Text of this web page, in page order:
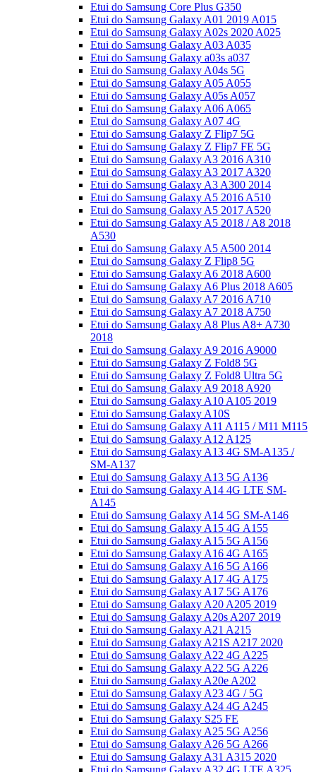
Etui do Samsung Core Plus G350
Etui do Samsung Galaxy A01 2019 A015
Etui do Samsung Galaxy A02s 2020 A025
Etui do Samsung Galaxy A03 A035
Etui do Samsung Galaxy a03s a037
Etui do Samsung Galaxy A04s 5G
Etui do Samsung Galaxy A05 A055
Etui do Samsung Galaxy A05s A057
Etui do Samsung Galaxy A06 A065
Etui do Samsung Galaxy A07 4G
Etui do Samsung Galaxy Z Flip7 5G
Etui do Samsung Galaxy Z Flip7 FE 5G
Etui do Samsung Galaxy A3 2016 A310
Etui do Samsung Galaxy A3 2017 A320
Etui do Samsung Galaxy A3 A300 2014
Etui do Samsung Galaxy A5 2016 A510
Etui do Samsung Galaxy A5 2017 A520
Etui do Samsung Galaxy A5 2018 / A8 2018
A530
Etui do Samsung Galaxy A5 A500 2014
Etui do Samsung Galaxy Z Flip8 5G
Etui do Samsung Galaxy A6 2018 A600
Etui do Samsung Galaxy A6 Plus 2018 A605
Etui do Samsung Galaxy A7 2016 A710
Etui do Samsung Galaxy A7 2018 A750
Etui do Samsung Galaxy A8 Plus A8+ A730
2018
Etui do Samsung Galaxy A9 2016 A9000
Etui do Samsung Galaxy Z Fold8 5G
Etui do Samsung Galaxy Z Fold8 Ultra 5G
Etui do Samsung Galaxy A9 2018 A920
Etui do Samsung Galaxy A10 A105 2019
Etui do Samsung Galaxy A10S
Etui do Samsung Galaxy A11 A115 / M11 M115
Etui do Samsung Galaxy A12 A125
Etui do Samsung Galaxy A13 4G SM-A135 /
SM-A137
Etui do Samsung Galaxy A13 5G A136
Etui do Samsung Galaxy A14 4G LTE SM-
A145
Etui do Samsung Galaxy A14 5G SM-A146
Etui do Samsung Galaxy A15 4G A155
Etui do Samsung Galaxy A15 5G A156
Etui do Samsung Galaxy A16 4G A165
Etui do Samsung Galaxy A16 5G A166
Etui do Samsung Galaxy A17 4G A175
Etui do Samsung Galaxy A17 5G A176
Etui do Samsung Galaxy A20 A205 2019
Etui do Samsung Galaxy A20s A207 2019
Etui do Samsung Galaxy A21 A215
Etui do Samsung Galaxy A21S A217 2020
Etui do Samsung Galaxy A22 4G A225
Etui do Samsung Galaxy A22 5G A226
Etui do Samsung Galaxy A20e A202
Etui do Samsung Galaxy A23 4G / 5G
Etui do Samsung Galaxy A24 4G A245
Etui do Samsung Galaxy S25 FE
Etui do Samsung Galaxy A25 5G A256
Etui do Samsung Galaxy A26 5G A266
Etui do Samsung Galaxy A31 A315 2020
Etui do Samsung Galaxy A32 4G LTE A325